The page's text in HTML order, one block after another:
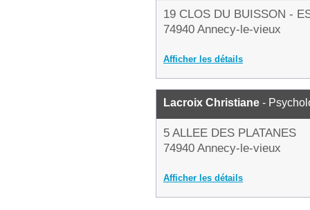
19 CLOS DU BUISSON -
74940 Annecy-le-vieux
Afficher les détails
Lacroix Christiane -
5 ALLEE DES PLATANES
74940 Annecy-le-vieux
Afficher les détails